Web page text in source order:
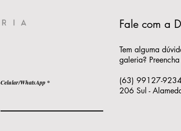
Celular/WhatsApp
Fale com a
Tem alguma
galeria?
(63) 99127-
206 Sul -